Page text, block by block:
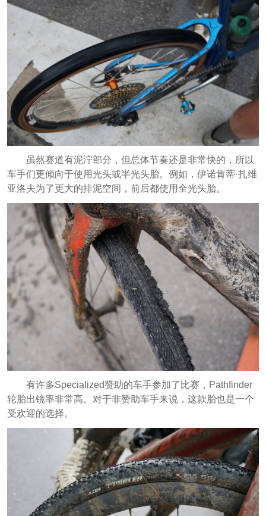
虽然赛道有泥泞部分，但总体节奏还是非常快的，所以
车手们更倾向于使用光头或半光头胎。例如，伊诺肯蒂·扎维
亚洛夫为了更大的排泥空间，前后都使用全光头胎。
有许多Specialized赞助的车手参加了比赛，Pathfinder
轮胎出镜率非常高。对于非赞助车手来说，这款胎也是一个
受欢迎的选择。